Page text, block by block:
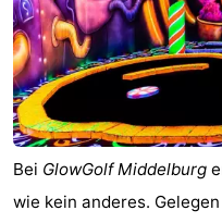
Bei GlowGolf Middelburg
wie kein anderes.